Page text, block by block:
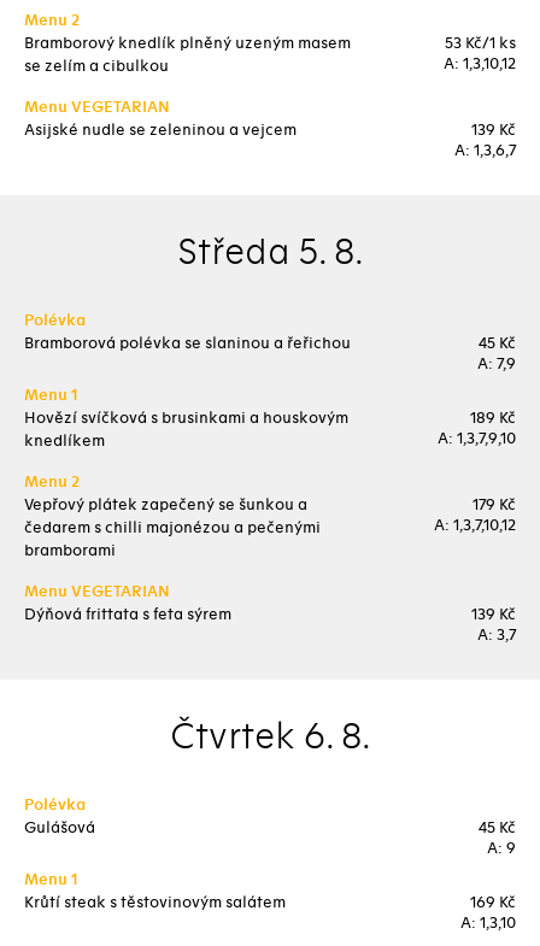
Menu 2
Bramborový knedlík plněný uzeným masem
se zelím a cibulkou
53 Kč/1 ks
A: 1,3,10,12
Menu VEGETARIAN
Asijské nudle se zeleninou a vejcem
139 Kč
A: 1,3,6,7
Středa 5. 8.
Polévka
Bramborová polévka se slaninou a řeřichou
45 Kč
A: 7,9
Menu 1
Hovězí svíčková s brusinkami a houskovým
knedlíkem
189 Kč
A: 1,3,7,9,10
Menu 2
Vepřový plátek zapečený se šunkou a
čedarem s chilli majonézou a pečenými
bramborami
179 Kč
A: 1,3,7,10,12
Menu VEGETARIAN
Dýňová frittata s feta sýrem
139 Kč
A: 3,7
Čtvrtek 6. 8.
Polévka
Gulášová
45 Kč
A: 9
Menu 1
Krůtí steak s těstovinovým salátem
169 Kč
A: 1,3,10